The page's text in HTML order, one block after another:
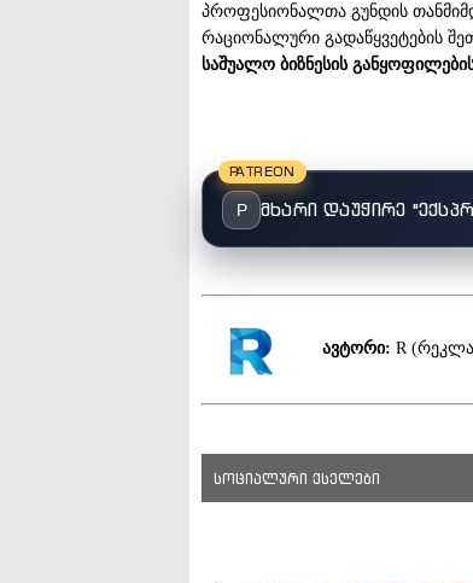
პროფესიონალთა გუნდის
რაციონალური გადაწყვეტების
საშუალო ბიზნესის
PATREON
P მხარი დაუჭირე
ავტორი: R
სოციალური ქსელები